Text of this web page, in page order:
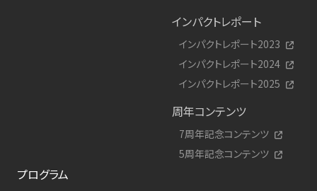
インパクトレポート
インパクトレポート2023
インパクトレポート2024
インパクトレポート2025
周年コンテンツ
7周年記念コンテンツ
5周年記念コンテンツ
プログラム